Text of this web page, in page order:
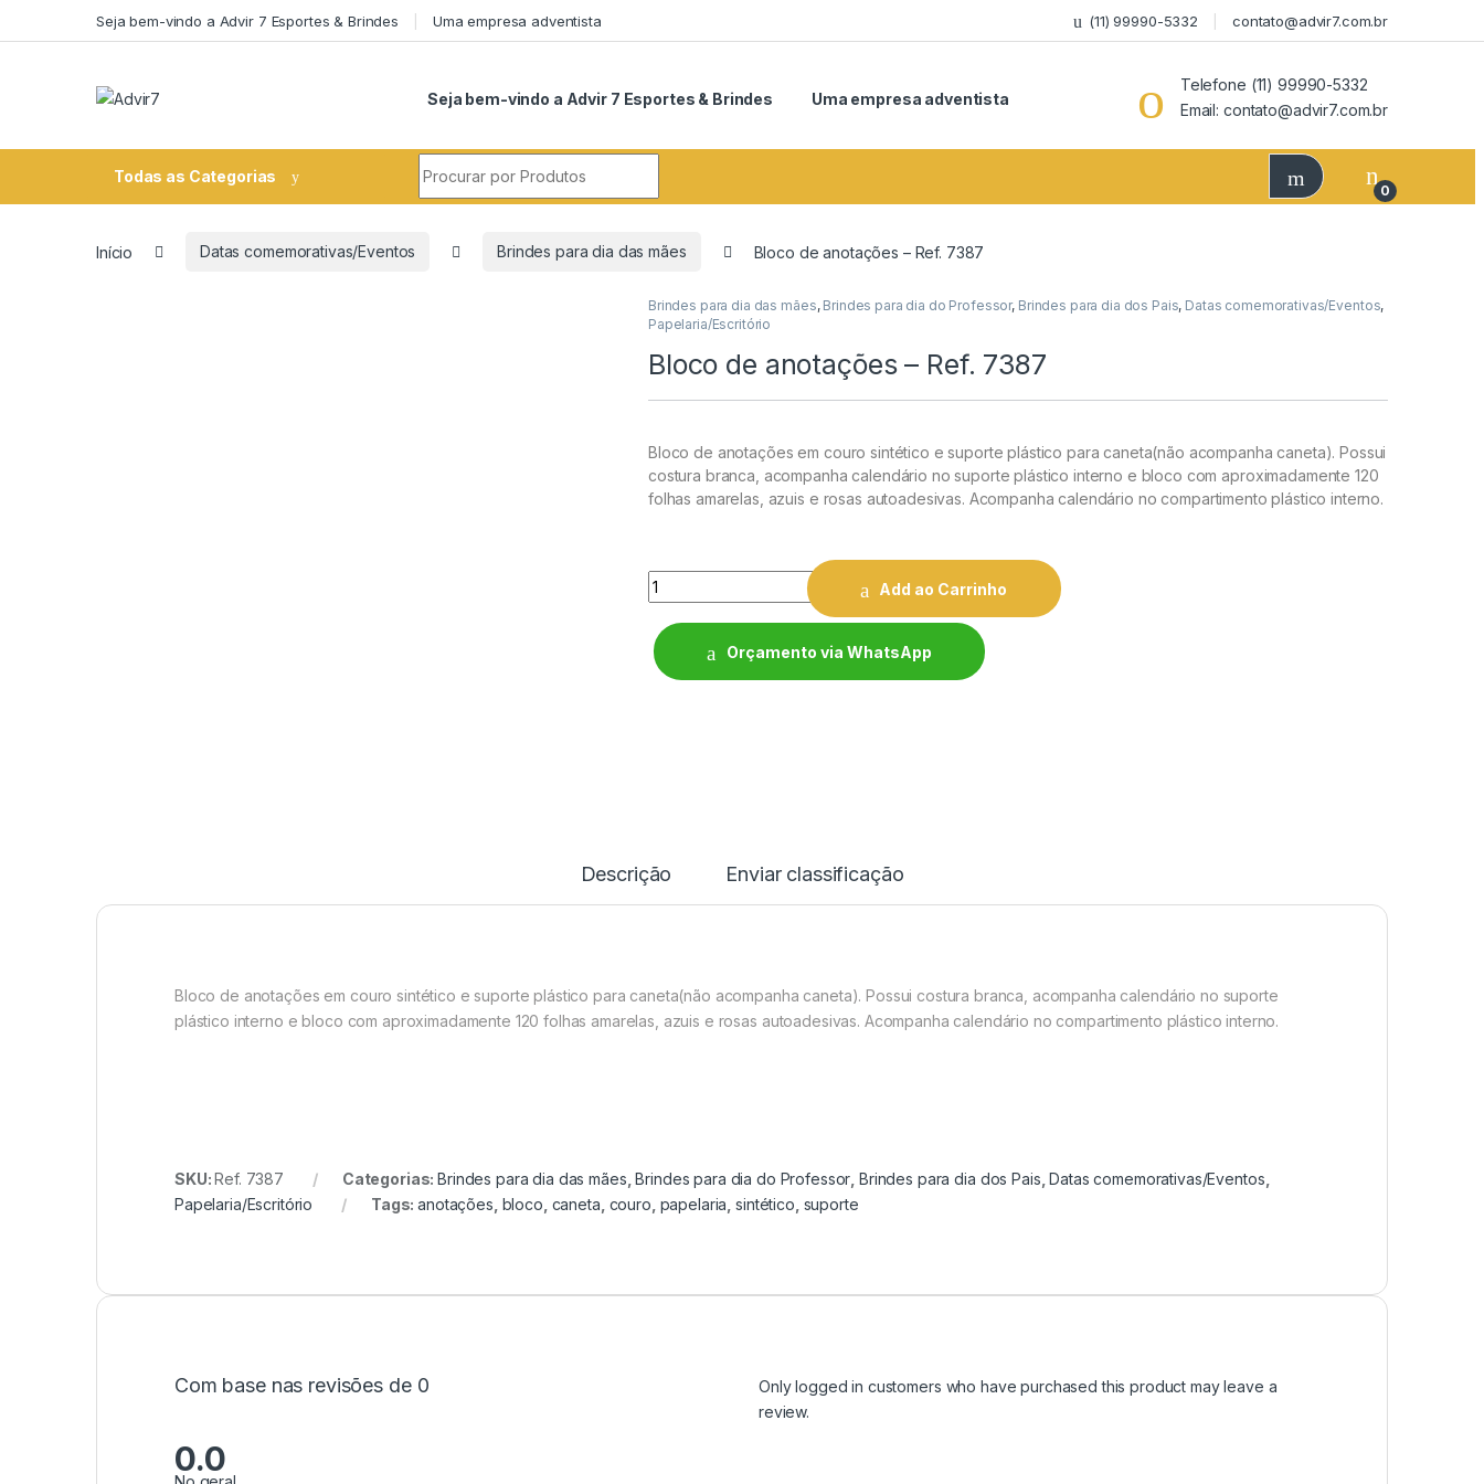
Seja bem-vindo a Advir 7 Esportes & Brindes Uma empresa adventista (11) 99990-5332 contato@advir7.com.br
Seja bem-vindo a Advir 7 Esportes & Brindes Uma empresa adventista
Telefone (11) 99990-5332
Email: contato@advir7.com.br
Todas as Categorias
0
Início Datas comemorativas/Eventos Brindes para dia das mães Bloco de anotações – Ref. 7387
Brindes para dia das mães, Brindes para dia do Professor, Brindes para dia dos Pais, Datas comemorativas/Eventos,
Papelaria/Escritório
Bloco de anotações – Ref. 7387
Bloco de anotações em couro sintético e suporte plástico para caneta(não acompanha caneta). Possui
costura branca, acompanha calendário no suporte plástico interno e bloco com aproximadamente 120
folhas amarelas, azuis e rosas autoadesivas. Acompanha calendário no compartimento plástico interno.
Quantity
Add ao Carrinho
Orçamento via WhatsApp
Descrição Enviar classificação
Bloco de anotações em couro sintético e suporte plástico para caneta(não acompanha caneta). Possui costura branca, acompanha calendário no suporte
plástico interno e bloco com aproximadamente 120 folhas amarelas, azuis e rosas autoadesivas. Acompanha calendário no compartimento plástico interno.
SKU:Ref. 7387 Categorias:Brindes para dia das mães ,Brindes para dia do Professor ,Brindes para dia dos Pais ,Datas comemorativas/Eventos
Papelaria/Escritório
Tags:anotações bloco caneta couro papelaria ,sintético suporte
Com base nas revisões de 0
0.0
Only logged in customers who have purchased this product may leave a
review.